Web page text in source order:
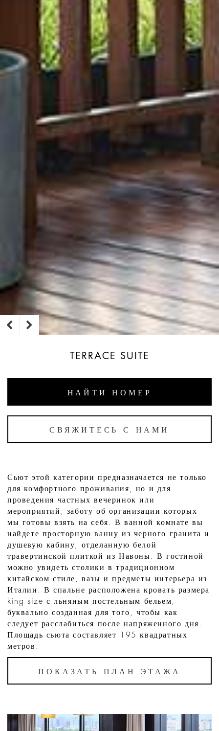
TERRACE SUITE
НАЙТИ НОМЕР
СВЯЖИТЕСЬ С НАМИ
Сьют этой категории предназначается не только
для комфортного проживания, но и для
проведения частных вечеринок или
мероприятий, заботу об организации которых
мы готовы взять на себя. В ванной комнате вы
найдете просторную ванну из черного гранита и
душевую кабину, отделанную белой
травертинской плиткой из Навоны. В гостиной
можно увидеть столики в традиционном
китайском стиле, вазы и предметы интерьера из
Италии. В спальне расположена кровать размера
king size с льняным постельным бельем,
буквально созданная для того, чтобы как
следует расслабиться после напряженного дня.
Площадь сьюта составляет 195 квадратных
метров.
ПОКАЗАТЬ ПЛАН ЭТАЖА